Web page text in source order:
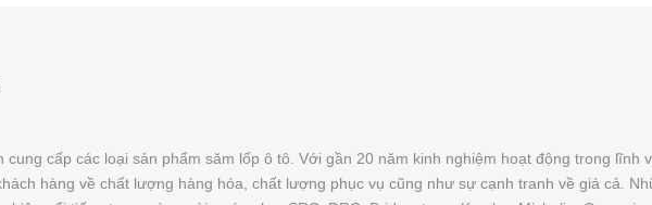
cấp các loại sản phẩm săm lốp ô tô. Với gần 20 năm kinh nghiệm hoạt động trong lĩnh
hàng về chất lượng hàng hóa, chất lượng phục vụ cũng như sự cạnh tranh về giá cả.